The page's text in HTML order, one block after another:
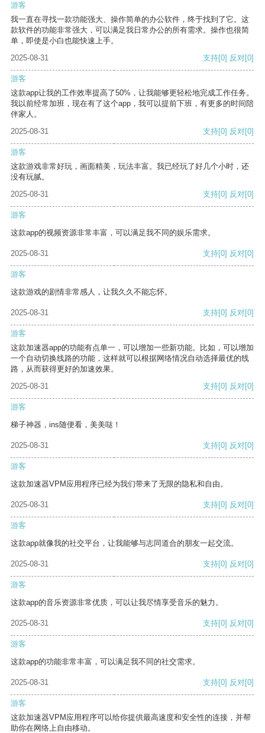
游客
我一直在寻找一款功能强大、操作简单的办公软件，终于找到了它。这
款软件的功能非常强大，可以满足我日常办公的所有需求。操作也很简
单，即使是小白也能快速上手。
2025-08-31
支持[0] 反对[0]
游客
这款app让我的工作效率提高了50%，让我能够更轻松地完成工作任务。
我以前经常加班，现在有了这个app，我可以提前下班，有更多的时间陪
伴家人。
2025-08-31
支持[0] 反对[0]
游客
这款游戏非常好玩，画面精美，玩法丰富。我已经玩了好几个小时，还
没有玩腻。
2025-08-31
支持[0] 反对[0]
游客
这款app的视频资源非常丰富，可以满足我不同的娱乐需求。
2025-08-31 支持[0] 反对[0]
游客
这款游戏的剧情非常感人，让我久久不能忘怀。
2025-08-31 支持[0] 反对[0]
游客
这款加速器app的功能有点单一，可以增加一些新功能。比如，可以增加
一个自动切换线路的功能，这样就可以根据网络情况自动选择最优的线
路，从而获得更好的加速效果。
2025-08-31
支持[0] 反对[0]
游客
梯子神器，ins随便看，美美哒！
2025-08-31 支持[0] 反对[0]
游客
这款加速器VPM应用程序已经为我们带来了无限的隐私和自由。
2025-08-31 支持[0] 反对[0]
游客
这款app就像我的社交平台，让我能够与志同道合的朋友一起交流。
2025-08-31 支持[0] 反对[0]
游客
这款app的音乐资源非常优质，可以让我尽情享受音乐的魅力。
2025-08-31 支持[0] 反对[0]
游客
这款app的功能非常丰富，可以满足我不同的社交需求。
2025-08-31 支持[0] 反对[0]
游客
这款加速器VPM应用程序可以给你提供最高速度和安全性的连接，并帮
助你在网络上自由移动。